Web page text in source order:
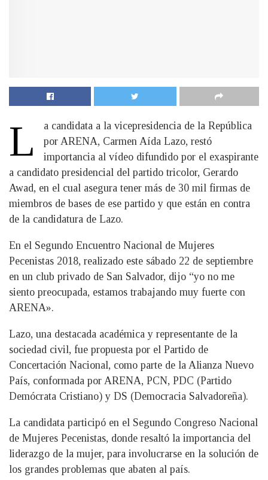
L
a candidata a la vicepresidencia de la República
por ARENA, Carmen Aída Lazo, restó
importancia al vídeo difundido por el exaspirante
a candidato presidencial del partido tricolor, Gerardo
Awad, en el cual asegura tener más de 30 mil firmas de
miembros de bases de ese partido y que están en contra
de la candidatura de Lazo.
En el Segundo Encuentro Nacional de Mujeres
Pecenistas 2018, realizado este sábado 22 de septiembre
en un club privado de San Salvador, dijo “yo no me
siento preocupada, estamos trabajando muy fuerte con
ARENA».
Lazo, una destacada académica y representante de la
sociedad civil, fue propuesta por el Partido de
Concertación Nacional, como parte de la Alianza Nuevo
País, conformada por ARENA, PCN, PDC (Partido
Demócrata Cristiano) y DS (Democracia Salvadoreña).
La candidata participó en el Segundo Congreso Nacional
de Mujeres Pecenistas, donde resaltó la importancia del
liderazgo de la mujer, para involucrarse en la solución de
los grandes problemas que abaten al país.